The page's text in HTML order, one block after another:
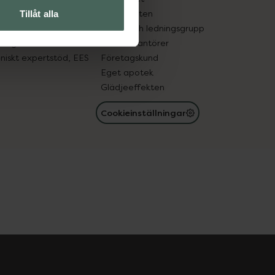
Tillåt alla
in gammal medicin
expertstöd, EES
Samarbeten
Ägare och ledningsgrupp
För leverantörer
Företagskund
Eget apotek
Glädjeeffekten
Cookieinställningar